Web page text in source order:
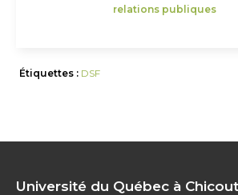
relations publiques
Étiquettes : DSF
Université du Québec à